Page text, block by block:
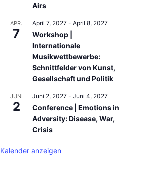
Airs
APR.
7
April 7, 2027 - April 8, 2027
Workshop |
Internationale
Musikwettbewerbe:
Schnittfelder von Kunst,
Gesellschaft und Politik
JUNI
2
Juni 2, 2027 - Juni 4, 2027
Conference | Emotions in
Adversity: Disease, War,
Crisis
Kalender anzeigen